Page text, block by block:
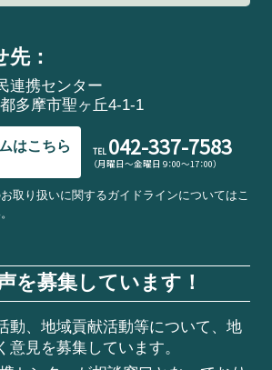
：
連携センター
多摩市聖ヶ丘4-1-1
はこちら TEL 042-337-7583
（月曜日～金曜日 9：00～17：00）
取り扱いに関するガイドラインについてはこ
を募集しています！
動、地域貢献活動等について、地
意見を募集しています。